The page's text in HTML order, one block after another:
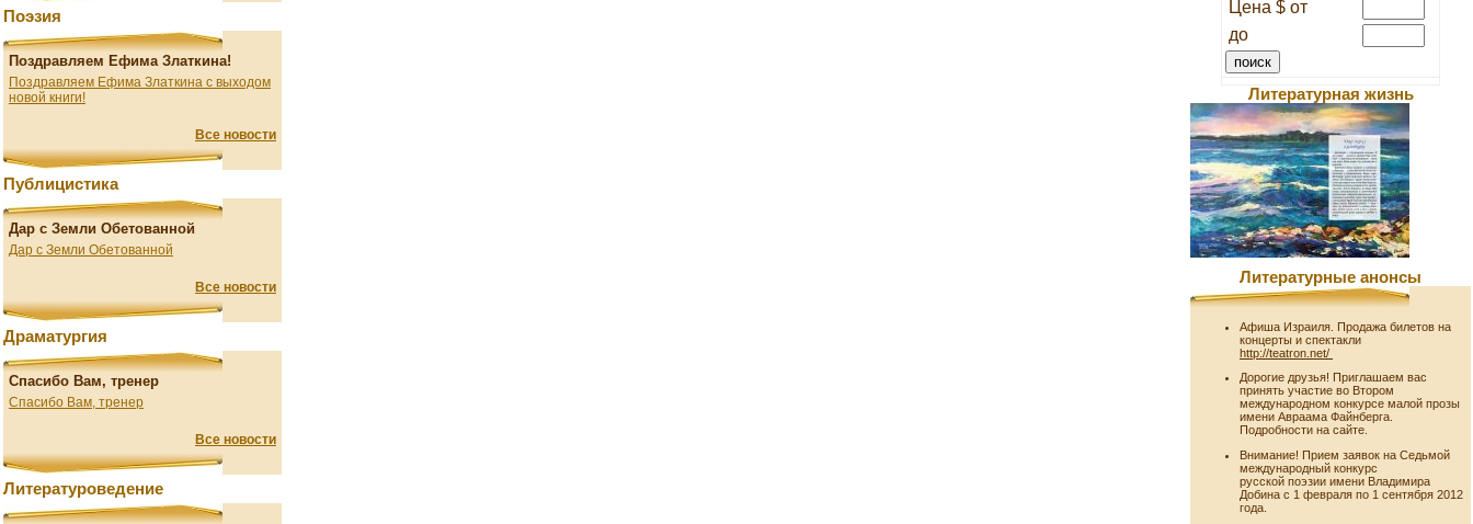
Поэзия
Поздравляем Ефима Златкина!
Поздравляем Ефима Златкина с выходом
новой книги!
Все новости
Публицистика
Дар с Земли Обетованной
Дар с Земли Обетованной
Все новости
Драматургия
Спасибо Вам, тренер
Спасибо Вам, тренер
Все новости
Литературоведение
Цена $ от
до
Литературная жизнь
Литературные анонсы
Афиша Израиля. Продажа билетов на
концерты и спектакли
http://teatron.net/
Дорогие друзья! Приглашаем вас
принять участие во Втором
международном конкурсе малой прозы
имени Авраама Файнберга.
Подробности на сайте.
Внимание! Прием заявок на Седьмой
международный конкурс
русской поэзии имени Владимира
Добина с 1 февраля по 1 сентября 2012
года.